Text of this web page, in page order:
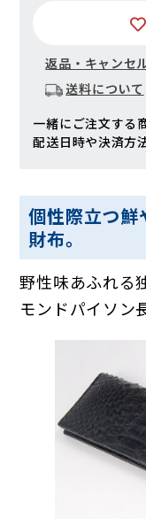
返品・キャンセ
送料について
一緒にご注文する
配送日時や決済方
個性際立つ鮮
財布。
野性味あふれる
モンドパイソン